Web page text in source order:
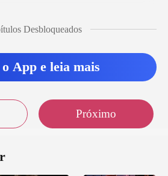
Desbloqueados
App e leia mais
Próximo